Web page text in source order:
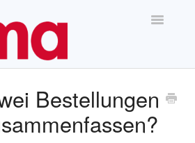
Toggle
Bestellungen